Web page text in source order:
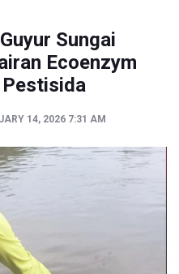
Knalpot Standar Gratis di Pos
2026 untuk Perbarui Data
Sungai
Ecoenzym
Pestisida
14, 2026 7:31 AM